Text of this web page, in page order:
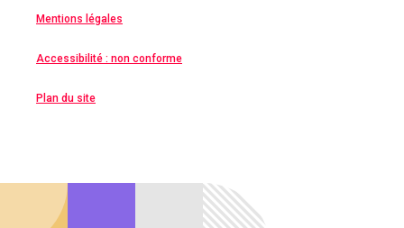
Mentions légales
Accessibilité : non conforme
Plan du site